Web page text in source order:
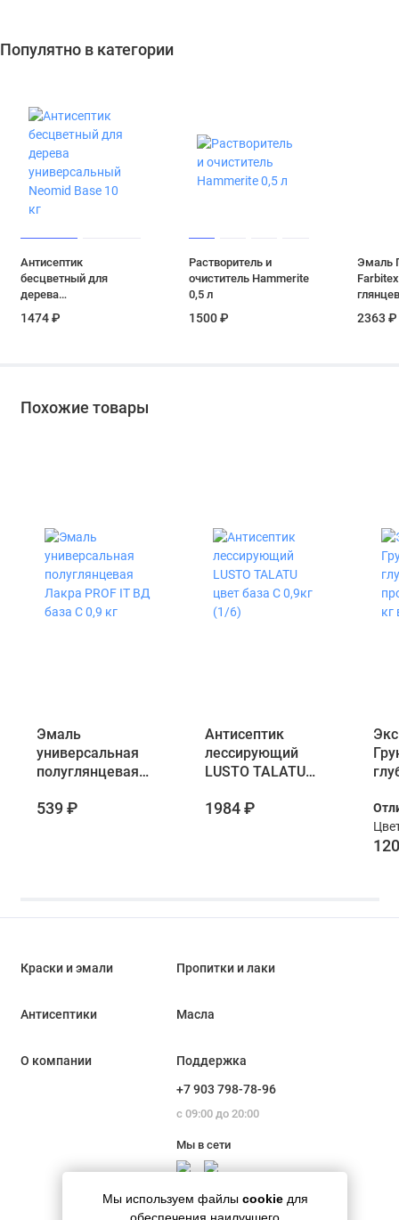
Популятно в категории
Антисептик
бесцветный для
дерева
универсальный
Neomid Base 10 кг
1474 ₽
Растворитель и
очиститель Hammerite
0,5 л
1500 ₽
Эмаль
2363 ₽
Похожие товары
Эмаль
универсальная
полуглянцевая
база С 0,9 кг
539 ₽
Антисептик
лессирующий
LUSTO TALATU
(1/6)
1984 ₽
кг
Мы используем файлы cookie для
Краски и эмали Пропитки и лаки
Антисептики Масла
О компании
Поддержка
+7 903 798-78-96
с 09:00 до 20:00
Мы в сети